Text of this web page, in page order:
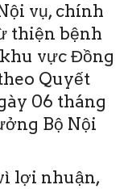
vụ, chính
thiện bệnh
vực Đồng
Quyết
06 tháng
Bộ Nội
lợi nhuận,